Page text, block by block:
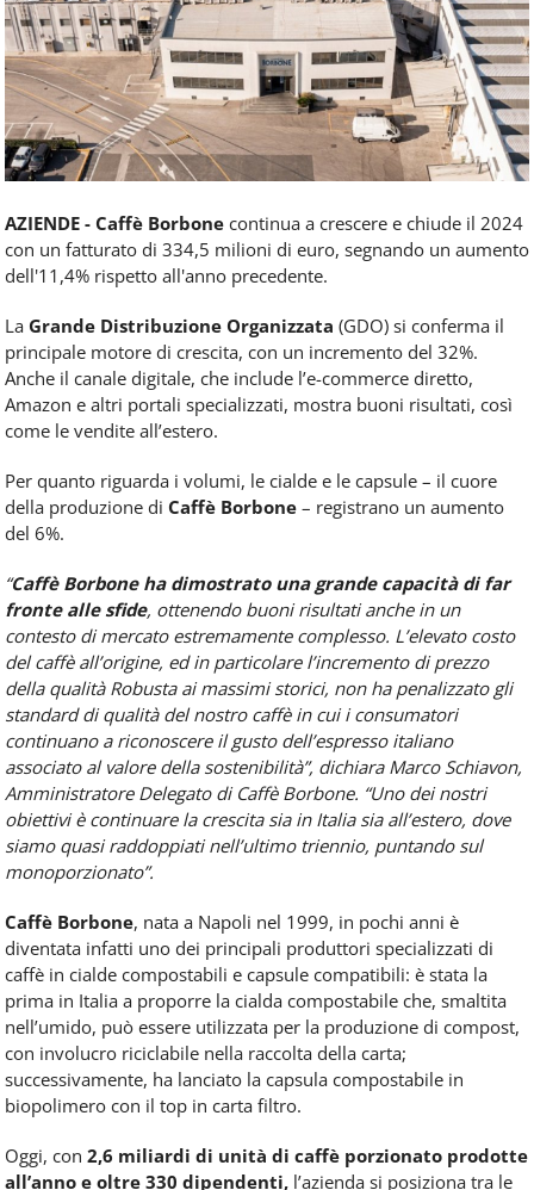
le
novità
del
comparto
Horeca.
AZIENDE - Caffè Borbone continua a crescere e chiude il 2024
con un fatturato di 334,5 milioni di euro, segnando un aumento
dell'11,4% rispetto all'anno precedente.
La Grande Distribuzione Organizzata (GDO) si conferma il
principale motore di crescita, con un incremento del 32%.
Anche il canale digitale, che include l’e-commerce diretto,
Amazon e altri portali specializzati, mostra buoni risultati, così
come le vendite all’estero.
Per quanto riguarda i volumi, le cialde e le capsule – il cuore
della produzione di Caffè Borbone – registrano un aumento
del 6%.
“Caffè Borbone ha dimostrato una grande capacità di far
fronte alle sfide, ottenendo buoni risultati anche in un
contesto di mercato estremamente complesso. L’elevato costo
del caffè all’origine, ed in particolare l’incremento di prezzo
della qualità Robusta ai massimi storici, non ha penalizzato gli
standard di qualità del nostro caffè in cui i consumatori
continuano a riconoscere il gusto dell’espresso italiano
associato al valore della sostenibilità”, dichiara Marco Schiavon,
Amministratore Delegato di Caffè Borbone. “Uno dei nostri
obiettivi è continuare la crescita sia in Italia sia all’estero, dove
siamo quasi raddoppiati nell’ultimo triennio, puntando sul
monoporzionato”.
Caffè Borbone, nata a Napoli nel 1999, in pochi anni è
diventata infatti uno dei principali produttori specializzati di
caffè in cialde compostabili e capsule compatibili: è stata la
prima in Italia a proporre la cialda compostabile che, smaltita
nell’umido, può essere utilizzata per la produzione di compost,
con involucro riciclabile nella raccolta della carta;
successivamente, ha lanciato la capsula compostabile in
biopolimero con il top in carta filtro.
Oggi, con 2,6 miliardi di unità di caffè porzionato prodotte
all’anno e oltre 330 dipendenti, l’azienda si posiziona tra le